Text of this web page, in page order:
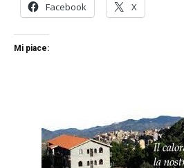
Facebook X
Mi piace: